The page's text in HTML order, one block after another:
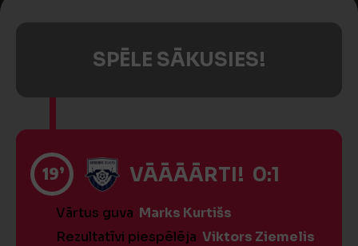
SPĒLE SĀKUSIES!
19’ VĀĀĀĀRTI! 0:1
Vārtus guva Marks Kurtišs
Rezultatīvi piespēlēja Viktors Ziemelis